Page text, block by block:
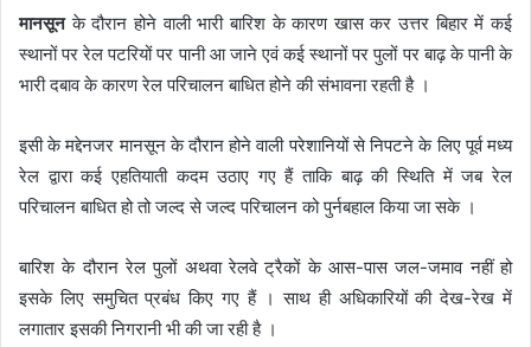
मानसूनके दौरान होने वाली भारी बारिश के कारण खास कर उत्तर बिहार में कई
स्थानों पर रेल पटरियों पर पानी आ जाने एवं कई स्थानों पर पुलों पर बाढ़ के पानी के
भारी दबाव के कारण रेल परिचालन बाधित होने की संभावना रहती है ।
इसी के मद्देनजर मानसून के दौरान होने वाली परेशानियों से निपटने के लिए पूर्व मध्य
रेल द्वारा कई एहतियाती कदम उठाए गए हैं ताकि बाढ़ की स्थिति में जब रेल
परिचालन बाधित हो तो जल्द से जल्द परिचालन को पुर्नबहाल किया जा सके ।
बारिश के दौरान रेल पुलों अथवा रेलवे ट्रैकों के आस-पास जल-जमाव नहीं हो
इसके लिए समुचित प्रबंध किए गए हैं । साथ ही अधिकारियों की देख-रेख में
लगातार इसकी निगरानी भी की जा रही है ।